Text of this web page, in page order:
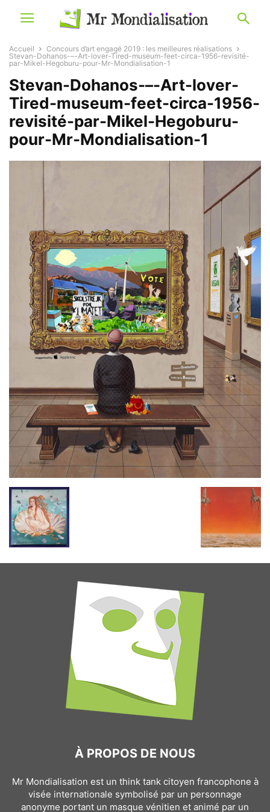
Accueil
Concours d’art engagé 2019 : les meilleures réalisations
Stevan-Dohanos-–-Art-lover-Tired-museum-feet-circa-1956-revisité-
par-Mikel-Hegoburu-pour-Mr-Mondialisation-1
Stevan-Dohanos-–-Art-lover-
Tired-museum-feet-circa-1956-
revisité-par-Mikel-Hegoburu-
pour-Mr-Mondialisation-1
À PROPOS DE NOUS
Mr Mondialisation est un think tank citoyen francophone à
visée internationale symbolisé par un personnage
anonyme portant un masque vénitien et animé par un